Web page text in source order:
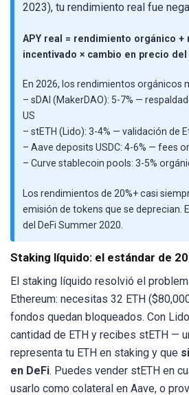
2023), tu rendimiento real fue
APY real = rendimiento orgánico +
incentivado × cambio en precio
En 2026, los rendimientos orgánicos
– sDAI (MakerDAO): 5-7% —
US
– stETH (Lido): 3-4% — validación de
– Aave deposits USDC: 4-6% — fees
– Curve stablecoin pools: 3-5%
Los rendimientos de 20%+ casi
emisión de tokens que se deprecian.
del DeFi Summer 2020.
Staking líquido: el estándar de
El staking líquido resolvió el
Ethereum: necesitas 32 ETH
fondos quedan bloqueados. Con
cantidad de ETH y recibes stETH —
representa tu ETH en staking y que
en DeFi. Puedes vender stETH en
usarlo como colateral en Aave, o